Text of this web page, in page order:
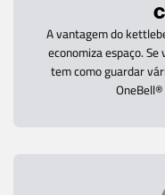
A vantagem do
economiza espaço.
tem como guardar